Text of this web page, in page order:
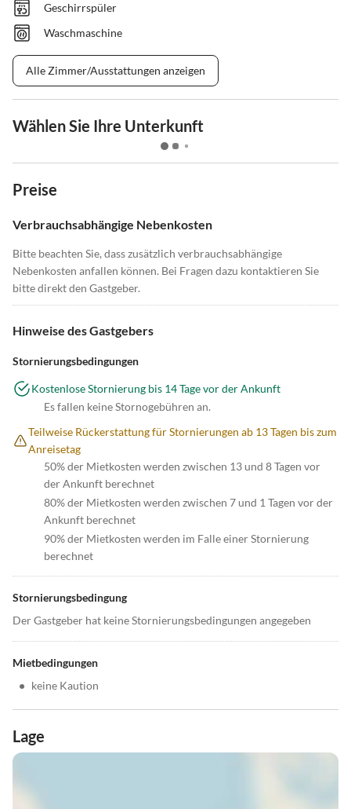
Geschirrspüler
Waschmaschine
Alle Zimmer/Ausstattungen anzeigen
Wählen Sie Ihre Unterkunft
Preise
Verbrauchsabhängige Nebenkosten
Bitte beachten Sie, dass zusätzlich verbrauchsabhängige
Nebenkosten anfallen können. Bei Fragen dazu kontaktieren Sie
bitte direkt den Gastgeber.
Hinweise des Gastgebers
Stornierungsbedingungen
Kostenlose Stornierung bis 14 Tage vor der Ankunft
Es fallen keine Stornogebühren an.
Teilweise Rückerstattung für Stornierungen ab 13 Tagen bis zum
Anreisetag
50% der Mietkosten werden zwischen 13 und 8 Tagen vor
der Ankunft berechnet
80% der Mietkosten werden zwischen 7 und 1 Tagen vor der
Ankunft berechnet
90% der Mietkosten werden im Falle einer Stornierung
berechnet
Stornierungsbedingung
Der Gastgeber hat keine Stornierungsbedingungen angegeben
Mietbedingungen
• keine Kaution
Lage